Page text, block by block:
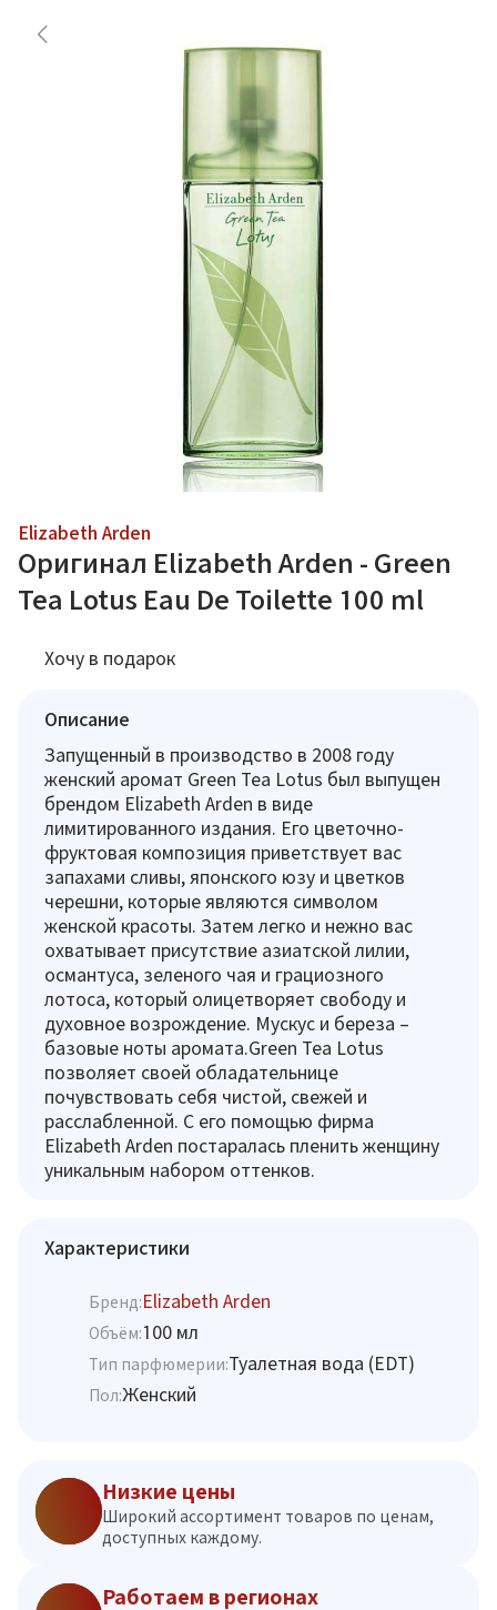
Elizabeth Arden
Оригинал Elizabeth Arden - Green
Tea Lotus Eau De Toilette 100 ml
Хочу в подарок
Описание
Запущенный в производство в 2008 году
женский аромат Green Tea Lotus был выпущен
брендом Elizabeth Arden в виде
лимитированного издания. Его цветочно-
фруктовая композиция приветствует вас
запахами сливы, японского юзу и цветков
черешни, которые являются символом
женской красоты. Затем легко и нежно вас
охватывает присутствие азиатской лилии,
османтуса, зеленого чая и грациозного
лотоса, который олицетворяет свободу и
духовное возрождение. Мускус и береза –
базовые ноты аромата.Green Tea Lotus
позволяет своей обладательнице
почувствовать себя чистой, свежей и
расслабленной. С его помощью фирма
Elizabeth Arden постаралась пленить женщину
уникальным набором оттенков.
Характеристики
Бренд:Elizabeth Arden
Объём:100 мл
Тип парфюмерии:Туалетная вода (EDT)
Пол:Женский
Низкие цены
Широкий ассортимент товаров по ценам,
доступных каждому.
Работаем в регионах